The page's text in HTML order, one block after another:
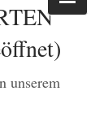
unserem